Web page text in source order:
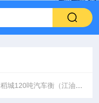
稻城120吨汽车衡（江油5吨吊秤）防爆电子地磅功能特点：